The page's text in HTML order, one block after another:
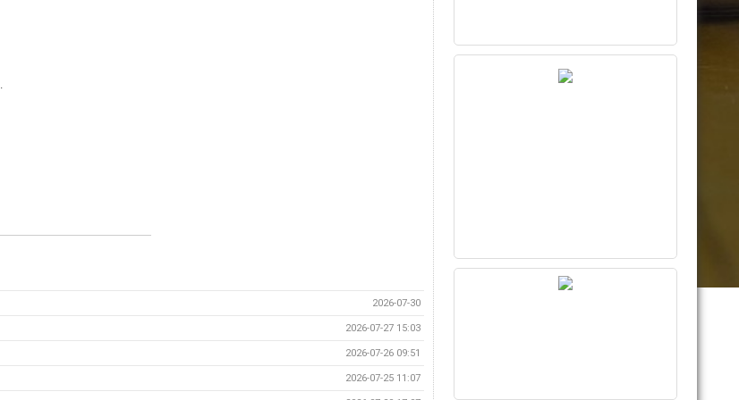
2026-07-30
2026-07-27 15:03
2026-07-26 09:51
2026-07-25 11:07